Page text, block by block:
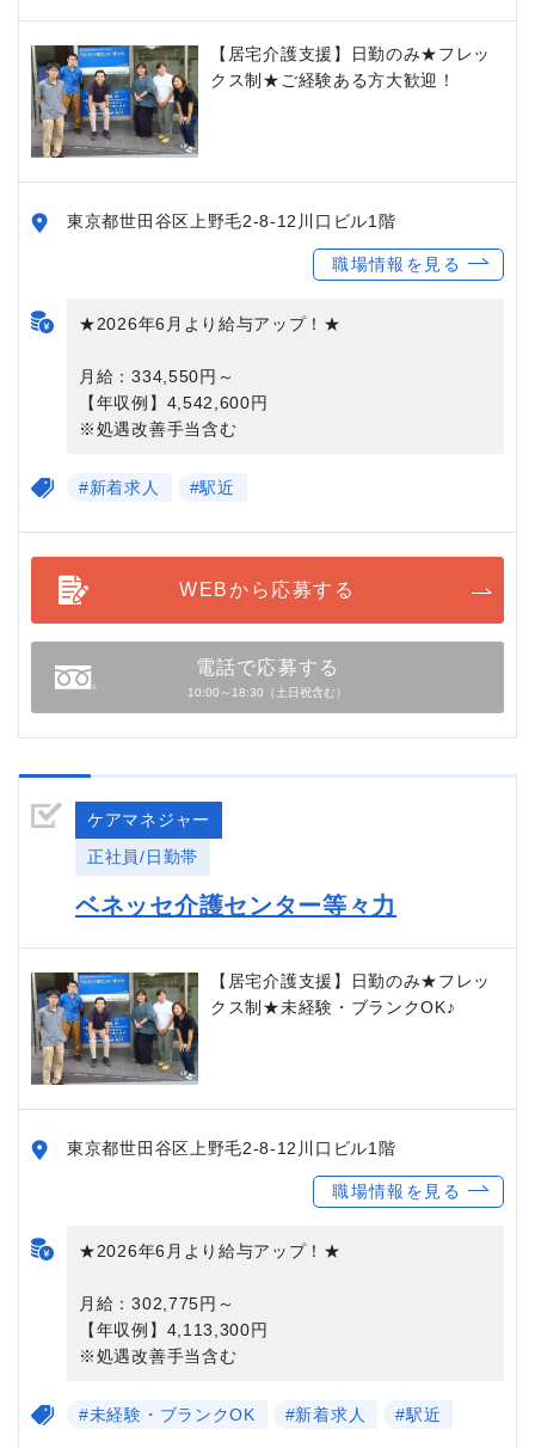
【居宅介護支援】日勤のみ★フレッ
クス制★ご経験ある方大歓迎！
東京都世田谷区上野毛2-8-12川口ビル1階
職場情報を見る
★2026年6月より給与アップ！★
月給：334,550円～
【年収例】4,542,600円
※処遇改善手当含む
#新着求人 #駅近
WEBから応募する
電話で応募する
10:00～18:30（土日祝含む）
ケアマネジャー
正社員/日勤帯
ベネッセ介護センター等々力
【居宅介護支援】日勤のみ★フレッ
クス制★未経験・ブランクOK♪
東京都世田谷区上野毛2-8-12川口ビル1階
職場情報を見る
★2026年6月より給与アップ！★
月給：302,775円～
【年収例】4,113,300円
※処遇改善手当含む
#未経験・ブランクOK #新着求人 #駅近